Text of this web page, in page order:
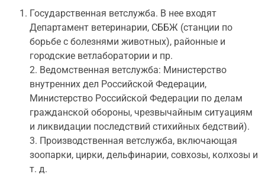
Государственная ветслужба. В нее входят
Департамент ветеринарии, СББЖ (станции по
борьбе с болезнями животных), районные и
городские ветлаборатории и пр.
2. Ведомственная ветслужба: Министерство
внутренних дел Российской Федерации,
Министерство Российской Федерации по делам
гражданской обороны, чрезвычайным ситуациям
и ликвидации последствий стихийных бедствий).
3. Производственная ветслужба, включающая
зоопарки, цирки, дельфинарии, совхозы, колхозы и
т. д.